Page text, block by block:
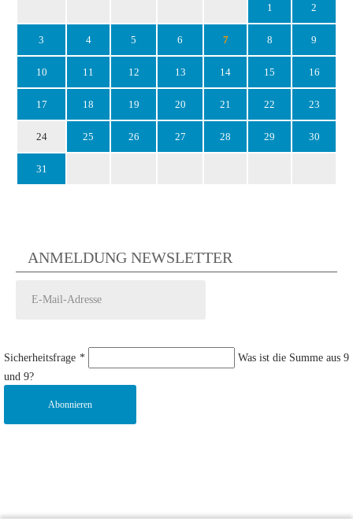
1 2
3 4 5 6 7 8 9
10 11 12 13 14 15 16
17 18 19 20 21 22 23
24 25 26 27 28 29 30
31
ANMELDUNG NEWSLETTER
Sicherheitsfrage *
Was ist die Summe aus 9
und 9?
Abonnieren